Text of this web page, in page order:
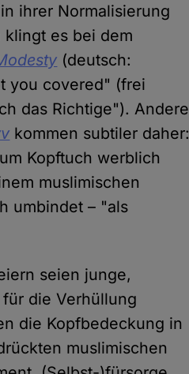
ihrer Normalisierung
es bei dem
(deutsch:
you covered" (frei
das Richtige"). Andere
kommen subtiler daher:
Kopftuch werblich
muslimischen
umbindet – "als
seien junge,
die Verhüllung
die Kopfbedeckung in
muslimischen